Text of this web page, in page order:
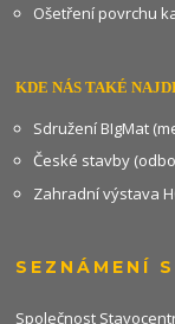
Ošetření povrchu
KDE NÁS TAKÉ
Sdružení BIgMat
České stavby
Zahradní výstava
SEZNÁMENÍ
Společnost